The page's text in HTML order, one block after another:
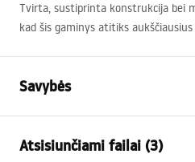
Tvirta, sustiprinta konstrukcija bei
kad šis gaminys atitiks
Savybės
Spalva
Atsisiunčiami failai (3)